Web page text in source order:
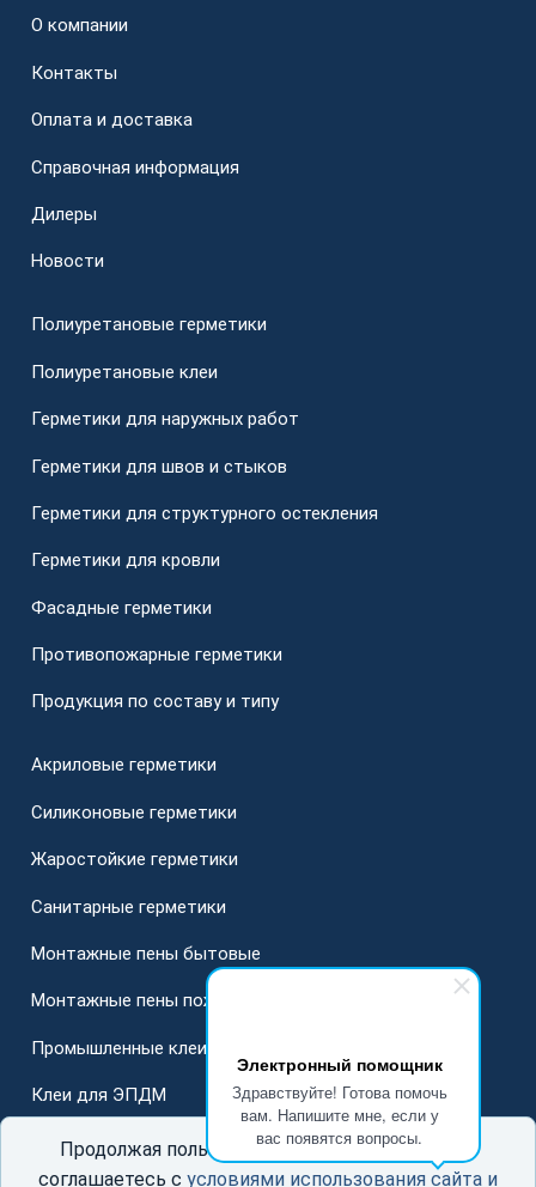
Электронный помощник
Здравствуйте! Готова помочь
вам. Напишите мне, если у
вас появятся вопросы.
О компании
Контакты
Оплата и доставка
Справочная информация
Дилеры
Новости
Полиуретановые герметики
Полиуретановые клеи
Герметики для наружных работ
Герметики для швов и стыков
Герметики для структурного остекления
Герметики для кровли
Фасадные герметики
Противопожарные герметики
Продукция по составу и типу
Акриловые герметики
Силиконовые герметики
Жаростойкие герметики
Санитарные герметики
Монтажные пены бытовые
Монтажные пены пожарные
Промышленные клеи
Клеи для ЭПДМ
Для стеклопакетов
Продолжая пользоваться данным сайтом, Вы
соглашаетесь с условиями использования сайта и